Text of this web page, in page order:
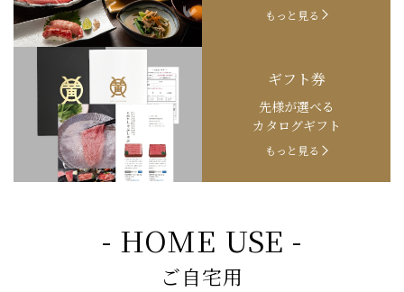
もっと見る
ギフト券
先様が選べる
カタログギフト
もっと見る
- HOME USE -
ご自宅用